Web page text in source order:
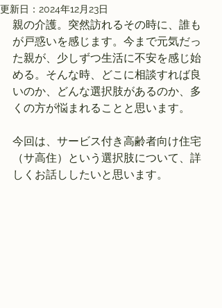
更新日： 2024年12月23日
親の介護。突然訪れるその時に、誰も
が戸惑いを感じます。今まで元気だっ
た親が、少しずつ生活に不安を感じ始
める。そんな時、どこに相談すれば良
いのか、どんな選択肢があるのか、多
くの方が悩まれることと思います。
今回は、サービス付き高齢者向け住宅
（サ高住）という選択肢について、詳
しくお話ししたいと思います。